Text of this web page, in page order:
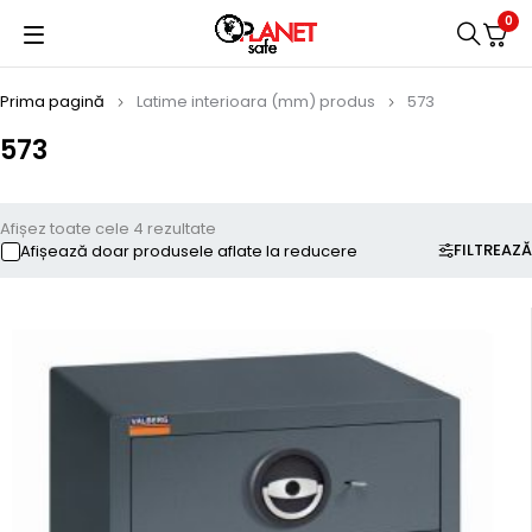
0
573
Prima pagină Latime interioara (mm) produs 573
FILTREAZĂ
Afișez toate cele 4 rezultate
Afișează doar produsele aflate la reducere